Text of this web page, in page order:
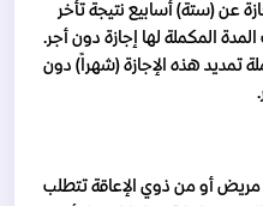
عن (ستة) أسابيع نتيجة تأخر
المكملة لها إجازة دون أجر.
تمديد هذه الإجازة (شهراً) دون
مريض أو من ذوي الإعاقة تتطلب